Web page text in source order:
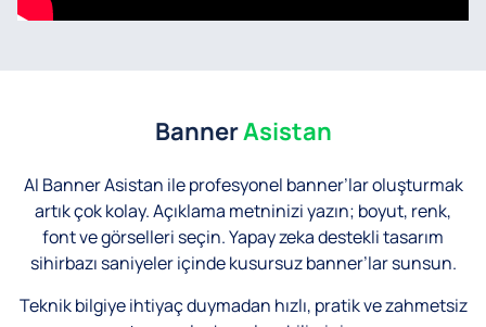
BannerAsistan
AI Banner Asistan ile profesyonel banner’lar oluşturmak
artık çok kolay.Açıklama metninizi yazın; boyut, renk,
font ve görselleri seçin. Yapay zeka destekli tasarım
sihirbazı saniyeler içinde kusursuz banner’lar sunsun.
Teknik bilgiye ihtiyaç duymadan hızlı, pratik ve zahmetsiz